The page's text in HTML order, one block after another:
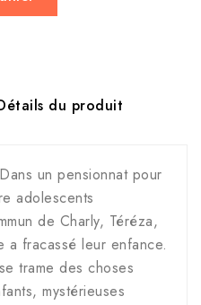
du produit
un pensionnat pour
adolescents
de Charly, Téréza,
a fracassé leur enfance.
trame des choses
mystérieuses